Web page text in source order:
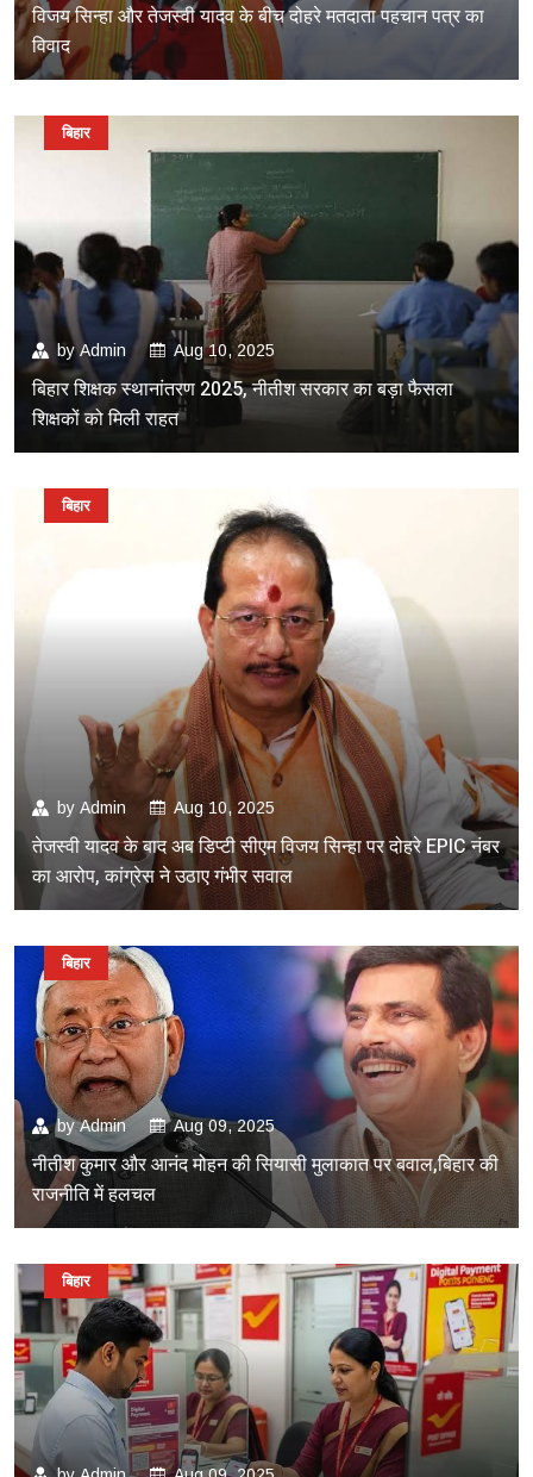
विजय सिन्हा और तेजस्वी यादव के बीच दोहरे मतदाता पहचान पत्र का
विवाद
byAdmin Aug 10, 2025
बिहार शिक्षक स्थानांतरण 2025, नीतीश सरकार का बड़ा फैसला
शिक्षकों को मिली राहत
बिहार
by Admin Aug 10, 2025
तेजस्वी यादव के बाद अब डिप्टी सीएम विजय सिन्हा पर दोहरे EPIC नंबर
का आरोप, कांग्रेस ने उठाए गंभीर सवाल
बिहार
byAdmin Aug 09, 2025
नीतीश कुमार और आनंद मोहन की सियासी मुलाकात पर बवाल,बिहार की
राजनीति में हलचल
बिहार
बिहार